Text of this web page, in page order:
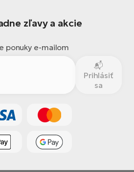
zľavy a akcie
ponuky e-mailom
Prihlásiť
sa